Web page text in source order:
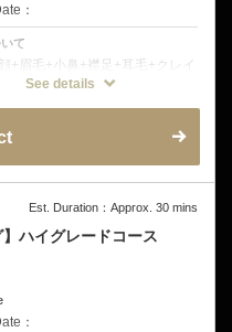
：
て
+眉毛+小鼻+襟足+耳毛+クレイ
美顔器
気を使いフェイスラインを引き
See details
Est. Duration：Approx. 30 mins
ハイグレードコース
：